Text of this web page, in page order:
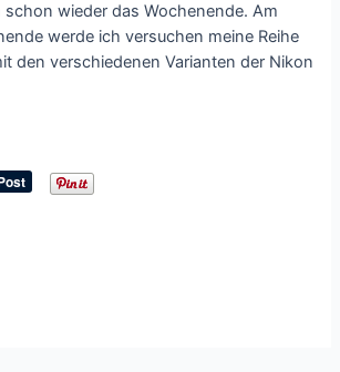
schon wieder das Wochenende. Am
werde ich versuchen meine Reihe
den verschiedenen Varianten der Nikon